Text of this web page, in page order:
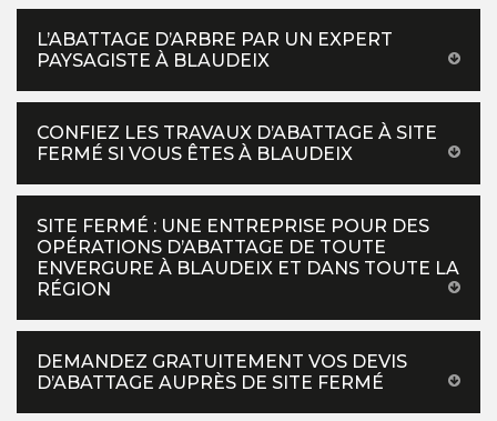
L’ABATTAGE D’ARBRE PAR UN EXPERT
PAYSAGISTE À BLAUDEIX
CONFIEZ LES TRAVAUX D’ABATTAGE À SITE
FERMÉ SI VOUS ÊTES À BLAUDEIX
SITE FERMÉ : UNE ENTREPRISE POUR DES
OPÉRATIONS D’ABATTAGE DE TOUTE
ENVERGURE À BLAUDEIX ET DANS TOUTE LA
RÉGION
DEMANDEZ GRATUITEMENT VOS DEVIS
D’ABATTAGE AUPRÈS DE SITE FERMÉ